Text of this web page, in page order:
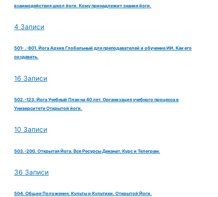
взаимодействия школ йоги. Кому принадлежит знания йоги.
4 Записи
501- .-801. Йога Архив Глобальный для преподавателей и обучение ИИ. Как его
создавать.
16 Записи
502.-123. Йога Учебный План на 40 лет. Организация учебного процесса в
Университете Открытой йоги.
10 Записи
503.-200. Открытая Йога. Все Ресурсы Деканат. Курс и Телеграм.
36 Записи
504. Общие Положения. Культы и Культики. Открытой Йоги.